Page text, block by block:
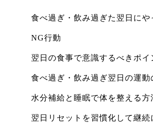
食べ過ぎ・飲み過ぎた翌日にや
NG行動
翌日の食事で意識するべきポイ
食べ過ぎ・飲み過ぎ翌日の運動
水分補給と睡眠で体を整える方
翌日リセットを習慣化して継続